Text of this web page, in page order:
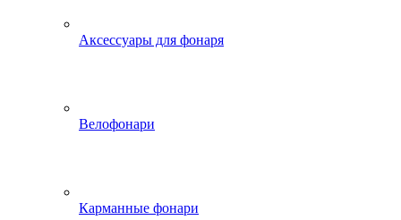
Аксессуары для фонаря
Велофонари
Карманные фонари